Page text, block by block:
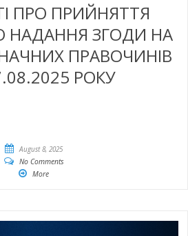
ПРО ПРИЙНЯТТЯ
НАДАННЯ ЗГОДИ НА
ПРАВОЧИНІВ
РОКУ
August 8, 2025
No Comments
More